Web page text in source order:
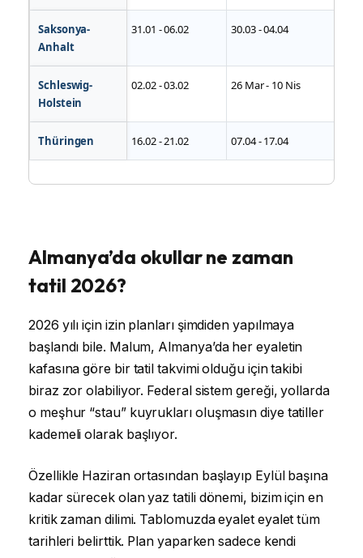
Saksonya-
Anhalt
31.01 - 06.02 30.03 - 04.04
Schleswig-
Holstein
02.02 - 03.02 26 Mar - 10 Nis
Thüringen 16.02 - 21.02 07.04 - 17.04
Almanya’da okullar ne zaman
tatil 2026?
2026 yılı için izin planları şimdiden yapılmaya
başlandı bile. Malum, Almanya’da her eyaletin
kafasına göre bir tatil takvimi olduğu için takibi
biraz zor olabiliyor. Federal sistem gereği, yollarda
o meşhur “stau” kuyrukları oluşmasın diye tatiller
kademeli olarak başlıyor.
Özellikle Haziran ortasından başlayıp Eylül başına
kadar sürecek olan yaz tatili dönemi, bizim için en
kritik zaman dilimi. Tablomuzda eyalet eyalet tüm
tarihleri belirttik. Plan yaparken sadece kendi